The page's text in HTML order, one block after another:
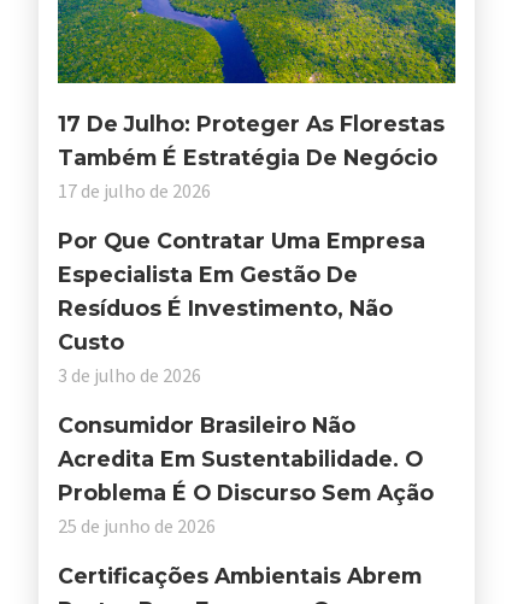
17 De Julho: Proteger As Florestas
Também É Estratégia De Negócio
17 de julho de 2026
Por Que Contratar Uma Empresa
Especialista Em Gestão De
Resíduos É Investimento, Não
Custo
3 de julho de 2026
Consumidor Brasileiro Não
Acredita Em Sustentabilidade. O
Problema É O Discurso Sem Ação
25 de junho de 2026
Certificações Ambientais Abrem